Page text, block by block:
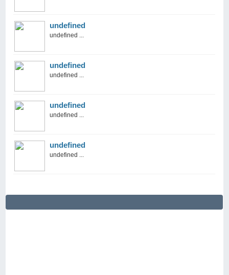
undefined
undefined ...
undefined
undefined ...
undefined
undefined ...
undefined
undefined ...